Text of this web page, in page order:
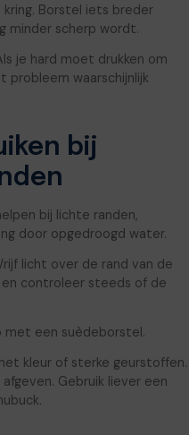
Borstel iets breder
minder scherp wordt.
je hard moet drukken om
probleem waarschijnlijk
bij
bij lichte randen,
door opgedroogd water.
licht over de rand van de
en controleer steeds of de
met een suèdeborstel.
kleur of sterke geurstoffen.
Gebruik liever een